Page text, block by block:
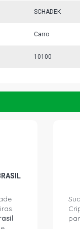
SCHADEK
Carro
10100